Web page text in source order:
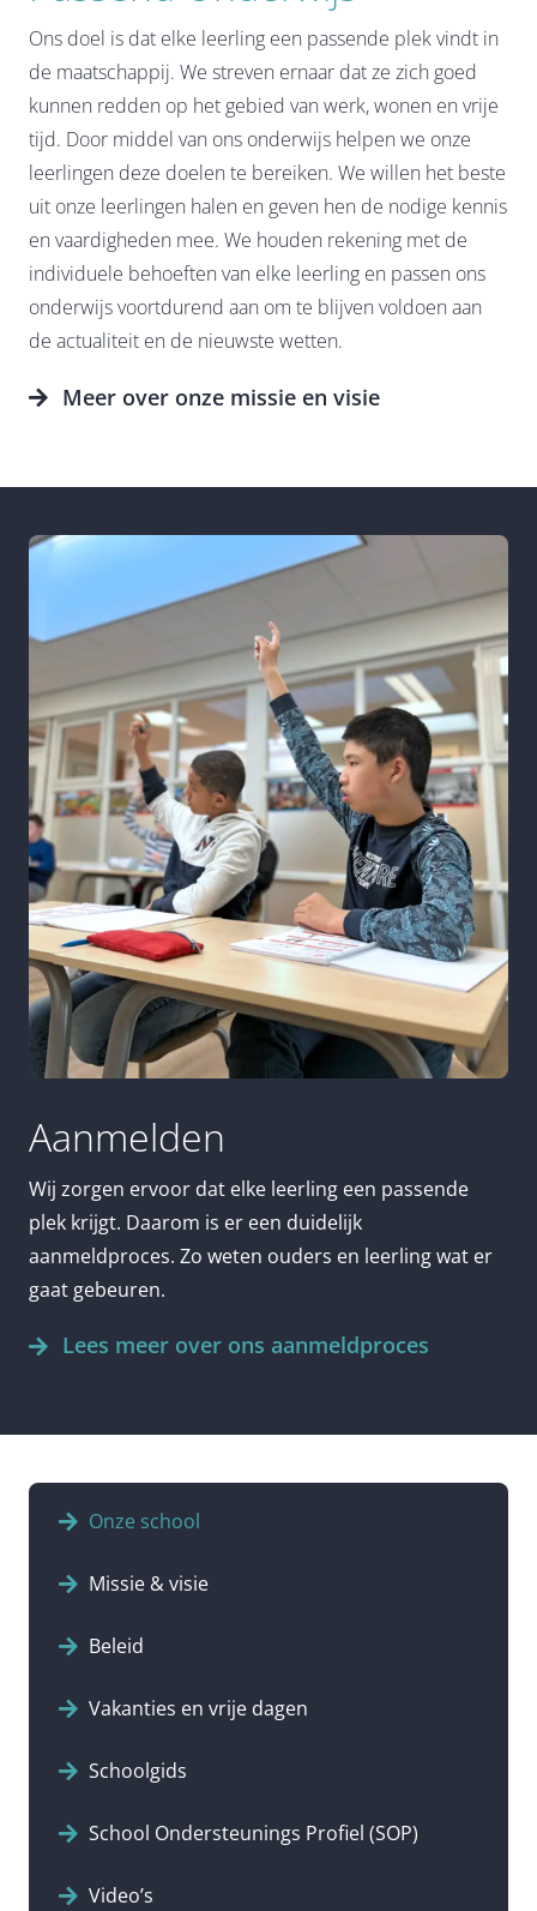
Ons doel is dat elke leerling een passende plek vindt in
de maatschappij. We streven ernaar dat ze zich goed
kunnen redden op het gebied van werk, wonen en vrije
tijd. Door middel van ons onderwijs helpen we onze
leerlingen deze doelen te bereiken. We willen het beste
uit onze leerlingen halen en geven hen de nodige kennis
en vaardigheden mee. We houden rekening met de
individuele behoeften van elke leerling en passen ons
onderwijs voortdurend aan om te blijven voldoen aan
de actualiteit en de nieuwste wetten.
Meer over onze missie en visie
Aanmelden
Wij zorgen ervoor dat elke leerling een passende
plek krijgt. Daarom is er een duidelijk
aanmeldproces. Zo weten ouders en leerling wat er
gaat gebeuren.
Lees meer over ons aanmeldproces
Onze school
Missie & visie
Beleid
Vakanties en vrije dagen
Schoolgids
School Ondersteunings Profiel (SOP)
Video’s